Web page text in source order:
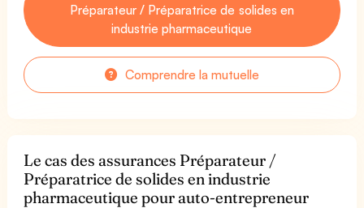
Préparateur / Préparatrice de solides en
industrie pharmaceutique
Comprendre la mutuelle
Le cas des assurances Préparateur /
Préparatrice de solides en industrie
pharmaceutique pour auto-entrepreneur